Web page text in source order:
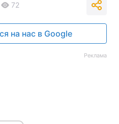
72
на нас в Google
Реклама